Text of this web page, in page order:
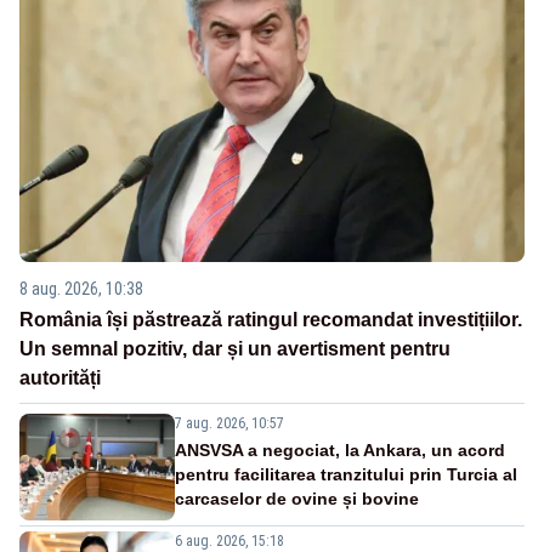
8 aug. 2026, 10:38
România își păstrează ratingul recomandat investițiilor.
Un semnal pozitiv, dar și un avertisment pentru
autorități
7 aug. 2026, 10:57
ANSVSA a negociat, la Ankara, un acord
pentru facilitarea tranzitului prin Turcia al
carcaselor de ovine și bovine
6 aug. 2026, 15:18